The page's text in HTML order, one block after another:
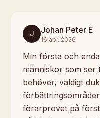
J Johan Peter E
16 apr. 2026
Min första och
människor som ser
behöver, väldigt
förarprovet på